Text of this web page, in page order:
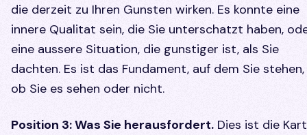
die derzeit zu Ihren Gunsten wirken. Es konnte eine
innere Qualitat sein, die Sie unterschatzt haben,
eine aussere Situation, die gunstiger ist, als Sie
dachten. Es ist das Fundament, auf dem Sie stehen,
ob Sie es sehen oder nicht.
Position 3: Was Sie herausfordert. Dies ist die